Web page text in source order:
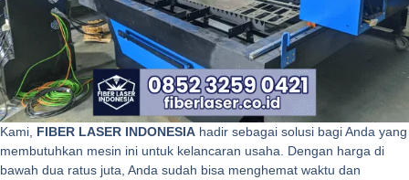
Kami, FIBER LASER INDONESIA hadir sebagai solusi bagi Anda yang
membutuhkan mesin ini untuk kelancaran usaha. Dengan harga di
bawah dua ratus juta, Anda sudah bisa menghemat waktu dan